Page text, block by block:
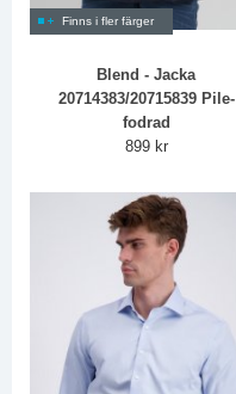
Finns i fler färger
Blend - Jacka
20714383/20715839 Pile-
fodrad
899 kr